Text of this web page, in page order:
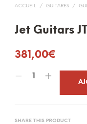
ACCUEIL / GUITARES /
Jet Guitars
381,00€
SHARE THIS PRODUCT